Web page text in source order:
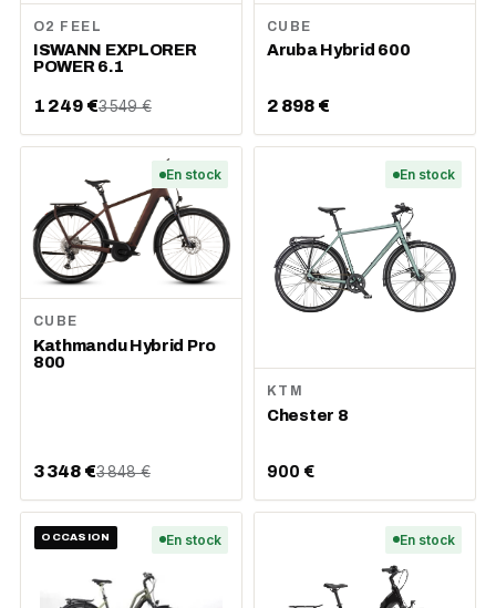
O2 FEEL
ISWANN EXPLORER
POWER 6.1
1 249 €3 549 €
CUBE
Aruba Hybrid 600
2 898 €
En stock
CUBE
Kathmandu Hybrid Pro
800
3 348 €3 848 €
En stock
KTM
Chester 8
900 €
OCCASION En stock En stock